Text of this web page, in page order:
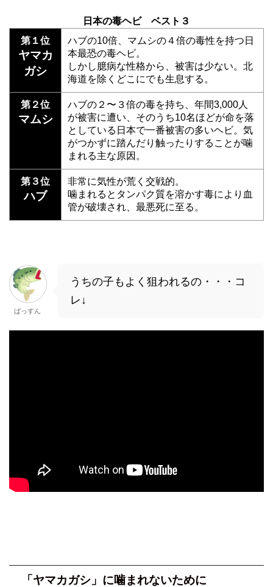
日本の毒ヘビ ベスト３
第１位
ヤマカ
ガシ
ハブの10倍、マムシの４倍の毒性を持つ日
本最恐の毒ヘビ。
しかし臆病な性格から、被害は少ない。北
海道を除くどこにでも生息する。
第２位
マムシ
ハブの２〜３倍の毒を持ち、年間3,000人
が被害に遭い、そのうち10名ほどが命を落
としている日本で一番被害の多いヘビ。気
がつかずに踏んだり触ったりすることが噛
まれる主な原因。
第３位
ハブ
非常に気性が荒く交戦的。
噛まれるとタンパク質を溶かす毒により血
管が破壊され、最悪死に至る。
ばっすん
うちの子もよく狙われるの・・・コ
レ↓
「ヤマカガシ」に噛まれないために